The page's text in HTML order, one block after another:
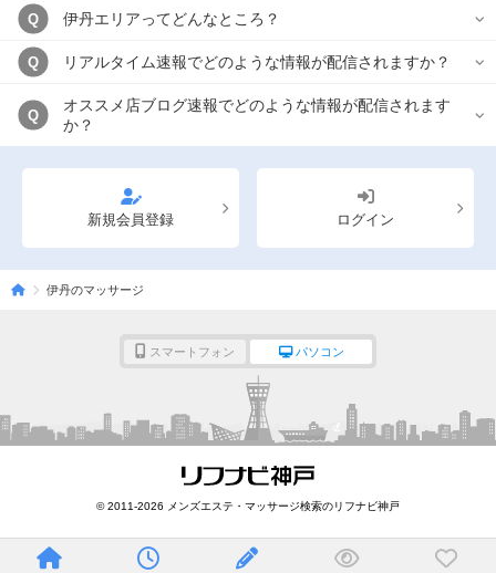
Q 伊丹エリアってどんなところ？
Q リアルタイム速報でどのような情報が配信されますか？
Q
オススメ店ブログ速報でどのような情報が配信されます
か？
新規会員登録 ログイン
伊丹のマッサージ
スマートフォン パソコン
© 2011-2026 メンズエステ・マッサージ検索のリフナビ神戸